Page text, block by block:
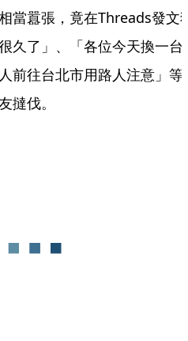
當囂張，竟在Threads發文
久了」、「各位今天換一台
前往台北市用路人注意」等
撻伐。